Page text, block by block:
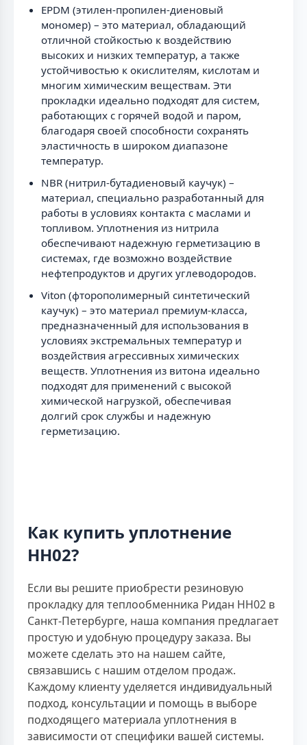
EPDM (этилен-пропилен-диеновый
мономер) – это материал, обладающий
отличной стойкостью к воздействию
высоких и низких температур, а также
устойчивостью к окислителям, кислотам и
многим химическим веществам. Эти
прокладки идеально подходят для систем,
работающих с горячей водой и паром,
благодаря своей способности сохранять
эластичность в широком диапазоне
температур.
NBR (нитрил-бутадиеновый каучук) –
материал, специально разработанный для
работы в условиях контакта с маслами и
топливом. Уплотнения из нитрила
обеспечивают надежную герметизацию в
системах, где возможно воздействие
нефтепродуктов и других углеводородов.
Viton (фторополимерный синтетический
каучук) – это материал премиум-класса,
предназначенный для использования в
условиях экстремальных температур и
воздействия агрессивных химических
веществ. Уплотнения из витона идеально
подходят для применений с высокой
химической нагрузкой, обеспечивая
долгий срок службы и надежную
герметизацию.
Как купить уплотнение
НН02?
Если вы решите приобрести резиновую
прокладку для теплообменника Ридан НН02 в
Санкт-Петербурге, наша компания предлагает
простую и удобную процедуру заказа. Вы
можете сделать это на нашем сайте,
связавшись с нашим отделом продаж.
Каждому клиенту уделяется индивидуальный
подход, консультации и помощь в выборе
подходящего материала уплотнения в
зависимости от специфики вашей системы.